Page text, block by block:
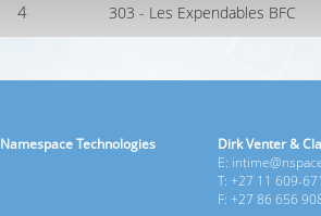
4 303 - Les Expendables BFC
Namespace Technologies
Dirk Venter &
E:
T: +27 11 609-
F: +27 86 656